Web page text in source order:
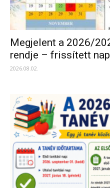
Megjelent a 2026/
rendje – frissített
2026.08.02.